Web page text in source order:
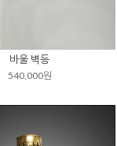
바울 벽등
540,000원